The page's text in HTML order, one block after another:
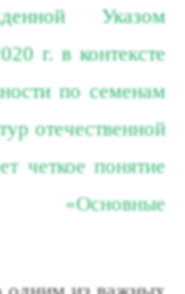
Указом
г. в контексте
по семенам
отечественной
четкое понятие
«Основные